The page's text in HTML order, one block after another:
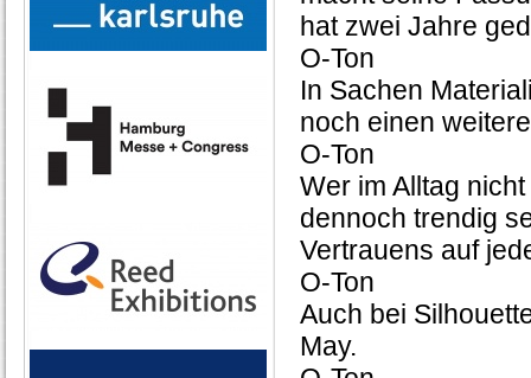
hat zwei Jahre
O-Ton
In Sachen
noch einen
O-Ton
Wer im Alltag
dennoch trendig
Vertrauens auf
O-Ton
Auch bei
May.